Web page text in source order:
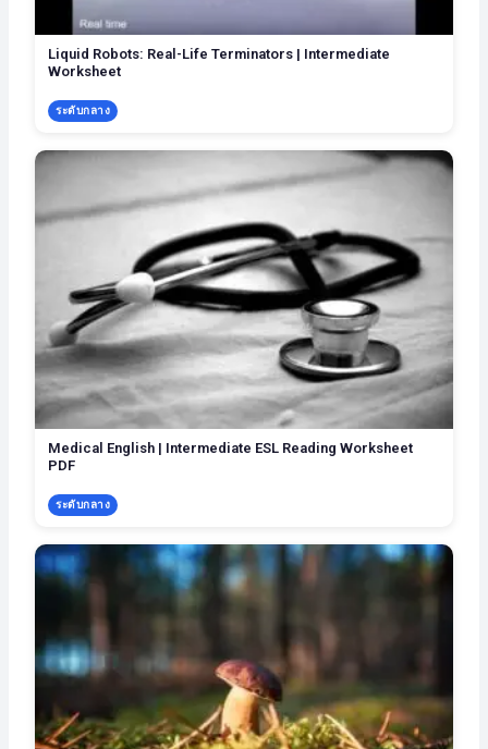
Liquid Robots: Real-Life Terminators | Intermediate
Worksheet
ระดับกลาง
Medical English | Intermediate ESL Reading Worksheet
PDF
ระดับกลาง